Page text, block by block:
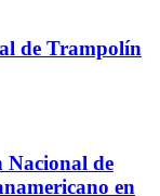
de Trampolín
Nacional de
en